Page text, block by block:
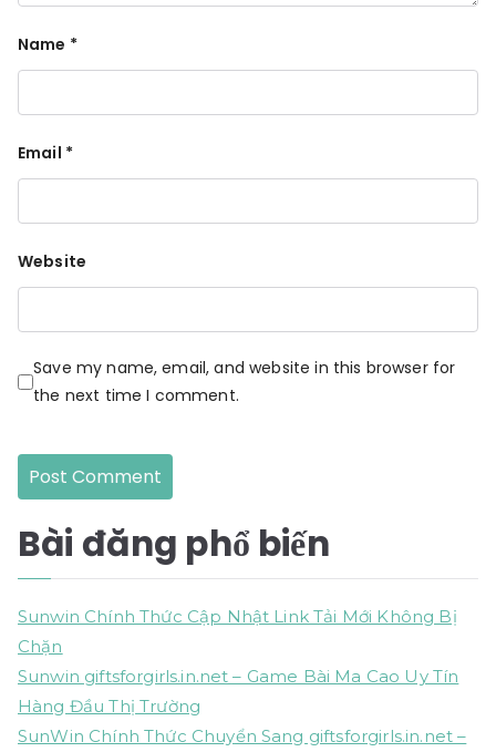
Name *
Email *
Website
Save my name, email, and website in this browser for
the next time I comment.
Bài đăng phổ biến
Sunwin Chính Thức Cập Nhật Link Tải Mới Không Bị
Chặn
Sunwin giftsforgirls.in.net – Game Bài Ma Cao Uy Tín
Hàng Đầu Thị Trường
SunWin Chính Thức Chuyển Sang giftsforgirls.in.net –